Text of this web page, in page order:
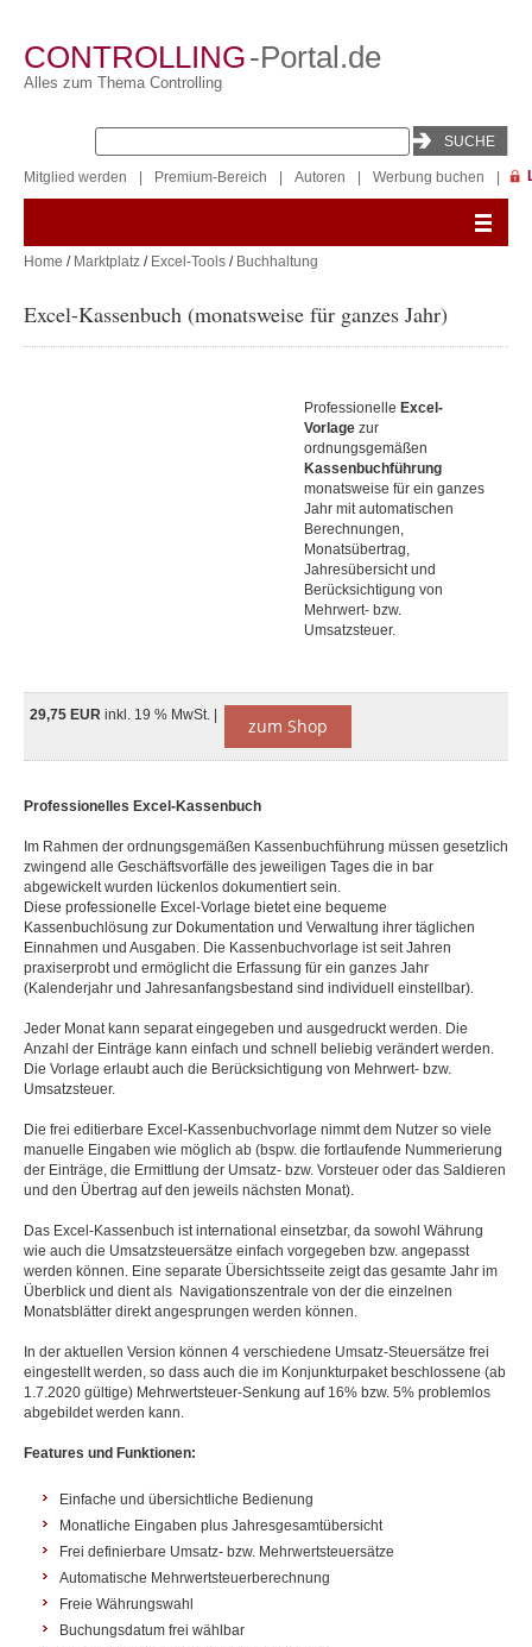
CONTROLLING-Portal.de
Alles zum Thema Controlling
Mitglied werden Premium-Bereich Autoren Werbung buchen
Home / Marktplatz / Excel-Tools / Buchhaltung
Excel-Kassenbuch (monatsweise für ganzes Jahr)
Professionelle Excel-
Vorlage zur
ordnungsgemäßen
Kassenbuchführung
monatsweise für ein ganzes
Jahr mit automatischen
Berechnungen,
Monatsübertrag,
Jahresübersicht und
Berücksichtigung von
Mehrwert- bzw.
Umsatzsteuer.
29,75 EUR inkl. 19 % MwSt. | zum Shop
Professionelles Excel-Kassenbuch
Im Rahmen der ordnungsgemäßen Kassenbuchführung müssen gesetzlich
zwingend alle Geschäftsvorfälle des jeweiligen Tages die in bar
abgewickelt wurden lückenlos dokumentiert sein.
Diese professionelle Excel-Vorlage bietet eine bequeme
Kassenbuchlösung zur Dokumentation und Verwaltung ihrer täglichen
Einnahmen und Ausgaben. Die Kassenbuchvorlage ist seit Jahren
praxiserprobt und ermöglicht die Erfassung für ein ganzes Jahr
(Kalenderjahr und Jahresanfangsbestand sind individuell einstellbar).
Jeder Monat kann separat eingegeben und ausgedruckt werden. Die
Anzahl der Einträge kann einfach und schnell beliebig verändert werden.
Die Vorlage erlaubt auch die Berücksichtigung von Mehrwert- bzw.
Umsatzsteuer.
Die frei editierbare Excel-Kassenbuchvorlage nimmt dem Nutzer so viele
manuelle Eingaben wie möglich ab (bspw. die fortlaufende Nummerierung
der Einträge, die Ermittlung der Umsatz- bzw. Vorsteuer oder das Saldieren
und den Übertrag auf den jeweils nächsten Monat).
Das Excel-Kassenbuch ist international einsetzbar, da sowohl Währung
wie auch die Umsatzsteuersätze einfach vorgegeben bzw. angepasst
werden können. Eine separate Übersichtsseite zeigt das gesamte Jahr im
Überblick und dient als Navigationszentrale von der die einzelnen
Monatsblätter direkt angesprungen werden können.
In der aktuellen Version können 4 verschiedene Umsatz-Steuersätze frei
eingestellt werden, so dass auch die im Konjunkturpaket beschlossene (ab
1.7.2020 gültige) Mehrwertsteuer-Senkung auf 16% bzw. 5% problemlos
abgebildet werden kann.
Features und Funktionen:
Einfache und übersichtliche Bedienung
Monatliche Eingaben plus Jahresgesamtübersicht
Frei definierbare Umsatz- bzw. Mehrwertsteuersätze
Automatische Mehrwertsteuerberechnung
Freie Währungswahl
Buchungsdatum frei wählbar